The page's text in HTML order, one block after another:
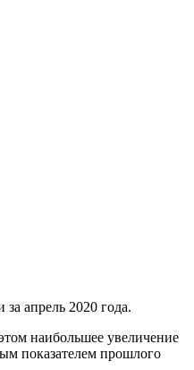
апрель 2020 года.
наибольшее увеличение
показателем прошлого